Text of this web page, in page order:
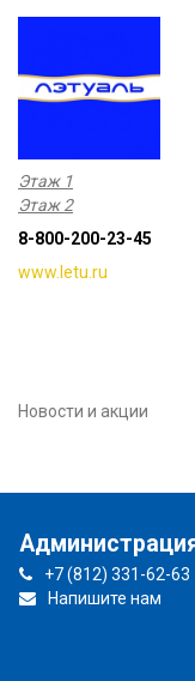
Этаж 1
Этаж 2
8-800-200-23-45
www.letu.ru
Новости и акции
+7 (812) 331-62-63
Напишите нам